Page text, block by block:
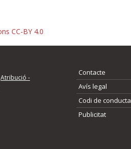
CC-BY 4.0
Atribució -
Contacte
Avís legal
Codi de conducta
Publicitat